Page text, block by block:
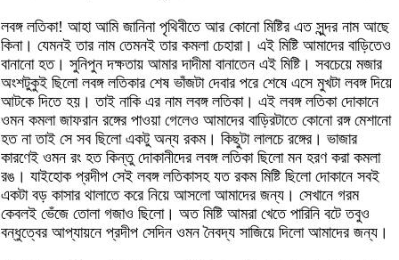
লবঙ্গ লতিকা! আহা আমি জানিনা পৃথিবীতে আর কোনো মিষ্টির এত সুন্দর নাম আছে
কিনা। যেমনই তার নাম তেমনই তার কমলা চেহারা। এই মিষ্টি আমাদের বাড়িতেও
বানানো হত। সুনিপুন দক্ষতায় আমার দাদীমা বানাতেন এই মিষ্টি। সবচেয়ে মজার
অংশটুকুই ছিলো লবঙ্গ লতিকার শেষ ভাঁজটা দেবার পরে শেষে এসে মুখটা লবঙ্গ দিয়ে
আটকে দিতে হয়। তাই নাকি এর নাম লবঙ্গ লতিকা। এই লবঙ্গ লতিকা দোকানে
ওমন কমলা জাফরান রঙ্গের পাওয়া গেলেও আমাদের বাড়িরটাতে কোনো রঙ্গ মেশানো
হত না তাই সে সব ছিলো একটু অন্য রকম। কিছুটা লালচে রঙ্গের। ভাজার
কারণেই ওমন রং হত কিন্তু দোকানীদের লবঙ্গ লতিকা ছিলো মন হরণ করা কমলা
রঙ। যাইহোক প্রদীপ সেই লবঙ্গ লতিকাসহ যত রকম মিষ্টি ছিলো দোকানে সবই
একটা বড় কাসার থালাতে করে নিয়ে আসলো আমাদের জন্য। সেখানে গরম
কেবলই ভেঁজে তোলা গজাও ছিলো। অত মিষ্টি আমরা খেতে পারিনি বটে তবুও
বন্ধুত্বের আপ্যায়নে প্রদীপ সেদিন ওমন নৈবদ্য সাজিয়ে দিলো আমাদের জন্য।